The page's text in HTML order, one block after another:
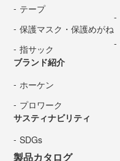
テープ
保護マスク・保護めがね
指サック
ブランド紹介
ホーケン
プロワーク
サスティナビリティ
SDGs
製品カタログ